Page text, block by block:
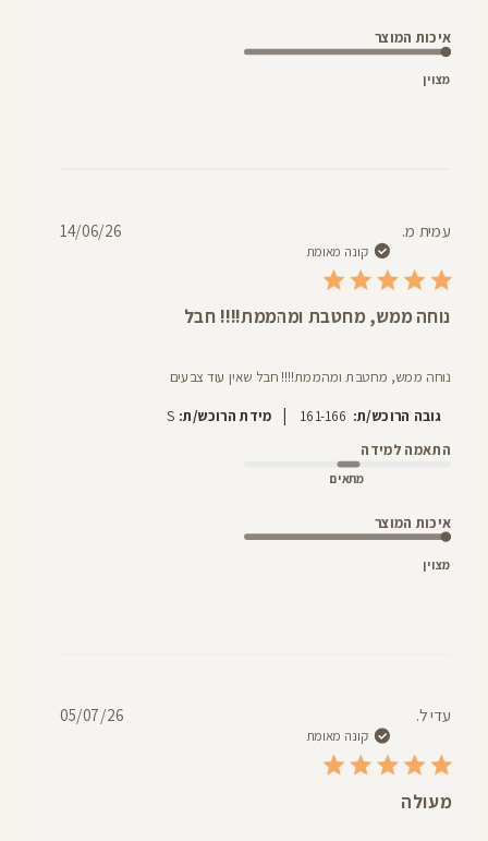
איכות המוצר
מצוין
עמית מ.
קונה מאומת
נוחה ממש, מחטבת ומהממת!!!! חבל
נוחה ממש, מחטבת ומהממת!!!! חבל שאין עוד צבעים
גובה הרוכש/ת: 161-166
| מידת הרוכש/ת: S
התאמה למידה
מתאים
איכות המוצר
מצוין
14/06/26
עדי ל.
קונה מאומת
מעולה
תאריך05/07/26